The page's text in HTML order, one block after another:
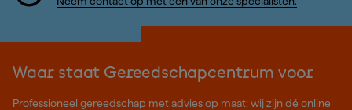
Waar staat Gereedschapcentrum voor
Professioneel gereedschap met advies op maat: wij zijn dé online